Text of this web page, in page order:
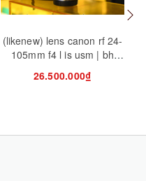
(likenew) lens canon rf 24-
105mm f4 l is usm | bh
26.500.000₫